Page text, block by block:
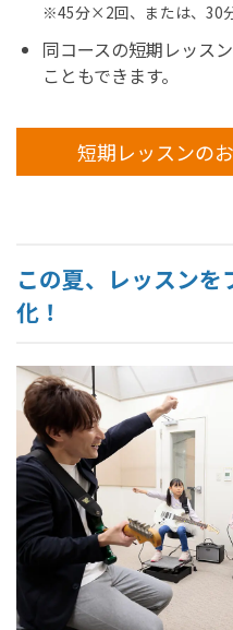
※45分×2回、または、30
同コースの短期レッス
こともできます。
短期レッスンの
この夏、レッスン
化！